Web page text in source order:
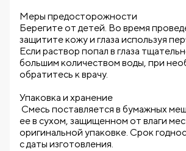
Меры предосторожности
Берегите от детей. Во время
защитите кожу и глаза используя
Если раствор попал в глаза
большим количеством воды, при
обратитесь к врачу.
Упаковка и хранение
Смесь поставляется в бумажных
ее в сухом, защищенном от влаги
оригинальной упаковке. Срок
с даты изготовления.